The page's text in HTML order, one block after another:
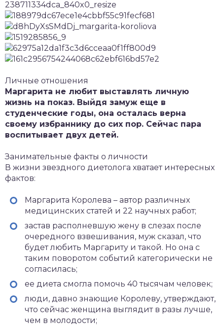
Личные отношения
Маргарита не любит выставлять личную
жизнь на показ. Выйдя замуж еще в
студенческие годы, она осталась верна
своему избраннику до сих пор. Сейчас пара
воспитывает двух детей.
Занимательные факты о личности
В жизни звездного диетолога хватает интересных
фактов:
Маргарита Королева – автор различных
медицинских статей и 22 научных работ;
застав располневшую жену в слезах после
очередного взвешивания, муж сказал, что
будет любить Маргариту и такой. Но она с
таким поворотом событий категорически не
согласилась;
ее диета смогла помочь 40 тысячам человек;
люди, давно знающие Королеву, утверждают,
что сейчас женщина выглядит в разы лучше,
чем в молодости;